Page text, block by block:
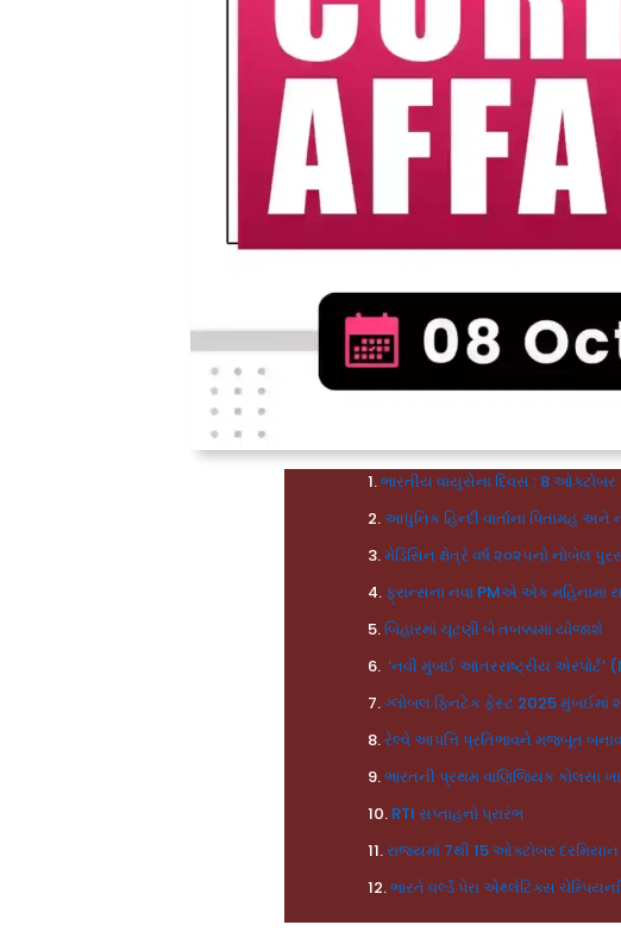
ભારતીય વાયુસેના દિવસ : 8 ઓક્ટોબર
આધુનિક હિન્દી વાર્તાના પિતામહ
મેડિસિન ક્ષેત્રે વર્ષ ૨૦૨૫નો નોબેલ
ફ્રાન્સના નવા PMએ એક મહિનામાં
બિહારમાં ચૂંટણી બે તબક્કામાં યોજાશે
‘નવી મુંબઈ આંતરરાષ્ટ્રીય એરપોર્ટ’
ગ્લોબલ ફિનટેક ફેસ્ટ 2025
રેલ્વે આપત્તિ પ્રતિભાવને મજબૂત
ભારતની પ્રથમ વાણિજ્યિક
RTI સપ્તાહનો પ્રારંભ
રાજ્યમાં 7થી 15 ઓક્ટોબર
ભારતે વર્લ્ડ પેરા એથ્લેટિક્સ